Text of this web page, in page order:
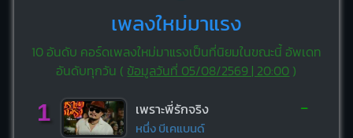
เพลงใหม่มาแรง
10 อันดับ คอร์ดเพลงใหม่มาแรงเป็นที่นิยมในขณะนี้ อัพเดท
อันดับทุกวัน ( ข้อมูลวันที่ 05/08/2569 | 20:00 )
1 เพราะพี่รักจริง
หนึ่ง บีเคแบนด์
-